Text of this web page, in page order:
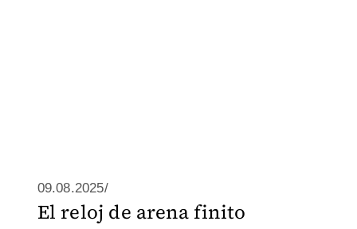
09.08.2025/
El reloj de arena finito